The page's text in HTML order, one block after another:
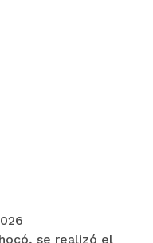
se realizó el